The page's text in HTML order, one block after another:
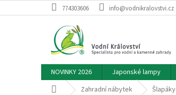
na
774303606 info@vodnikralovstvi.cz
NOVINKY 2026 Japonské lampy
Domů Zahradní nábytek Šlapáky